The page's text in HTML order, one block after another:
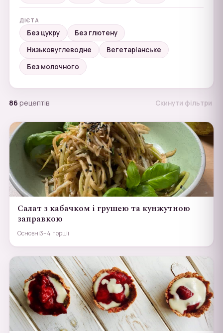
ДІЄТА
Без цукру
Без глютену
Низьковуглеводне
Вегетаріанське
Без молочного
86 рецептів Скинути фільтри
Салат з кабачком і грушею та кунжутною
заправкою
Основні3–4 порції